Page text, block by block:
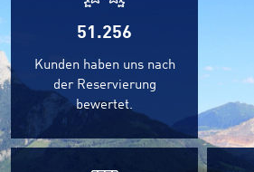
51.256
Kunden haben uns nach
der Reservierung
bewertet.